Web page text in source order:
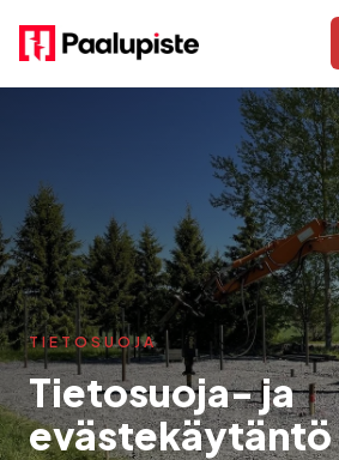
TIETOSUOJA
Tietosuoja- ja
evästekäytäntö